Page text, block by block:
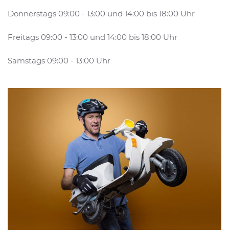
Donnerstags 09:00 - 13:00 und 14:00 bis 18:00 Uhr
Freitags 09:00 - 13:00 und 14:00 bis 18:00 Uhr
Samstags 09:00 - 13:00 Uhr